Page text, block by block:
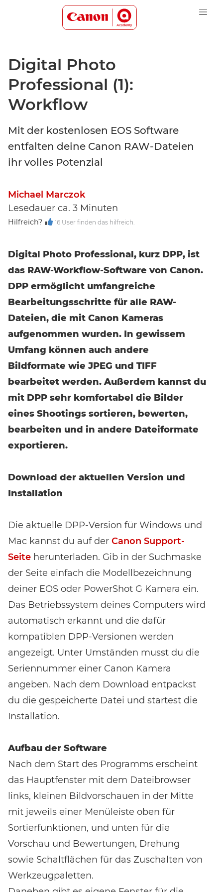
Canon Academy Logo
Digital Photo
Professional (1):
Workflow
Mit der kostenlosen EOS Software
entfalten deine Canon RAW-Dateien
ihr volles Potenzial
Michael Marczok
Lesedauer ca. 3 Minuten
Hilfreich? 16 User finden das hilfreich.
Digital Photo Professional, kurz DPP, ist
das RAW-Workflow-Software von Canon.
DPP ermöglicht umfangreiche
Bearbeitungsschritte für alle RAW-
Dateien, die mit Canon Kameras
aufgenommen wurden. In gewissem
Umfang können auch andere
Bildformate wie JPEG und TIFF
bearbeitet werden. Außerdem kannst du
mit DPP sehr komfortabel die Bilder
eines Shootings sortieren, bewerten,
bearbeiten und in andere Dateiformate
exportieren.
Download der aktuellen Version und
Installation
Die aktuelle DPP-Version für Windows und
Mac kannst du auf der Canon Support-
Seite herunterladen. Gib in der Suchmaske
der Seite einfach die Modellbezeichnung
deiner EOS oder PowerShot G Kamera ein.
Das Betriebssystem deines Computers wird
automatisch erkannt und die dafür
kompatiblen DPP-Versionen werden
angezeigt. Unter Umständen musst du die
Seriennummer einer Canon Kamera
angeben. Nach dem Download entpackst
du die gespeicherte Datei und startest die
Installation.
Aufbau der Software
Nach dem Start des Programms erscheint
das Hauptfenster mit dem Dateibrowser
links, kleinen Bildvorschauen in der Mitte
mit jeweils einer Menüleiste oben für
Sortierfunktionen, und unten für die
Vorschau und Bewertungen, Drehung
sowie Schaltflächen für das Zuschalten von
Werkzeugpaletten.